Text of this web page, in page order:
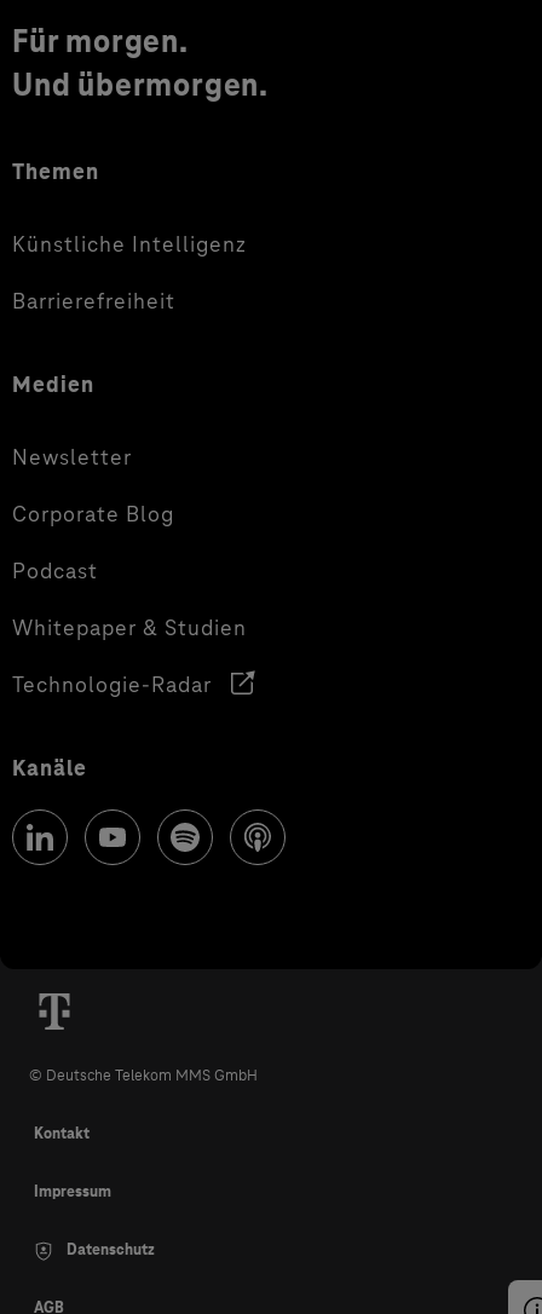
Für morgen.
Und übermorgen.
Themen
Künstliche Intelligenz
Barrierefreiheit
Medien
Newsletter
Corporate Blog
Podcast
Whitepaper & Studien
Technologie-Radar
Kanäle
© Deutsche Telekom MMS GmbH
Kontakt
Impressum
Datenschutz
AGB